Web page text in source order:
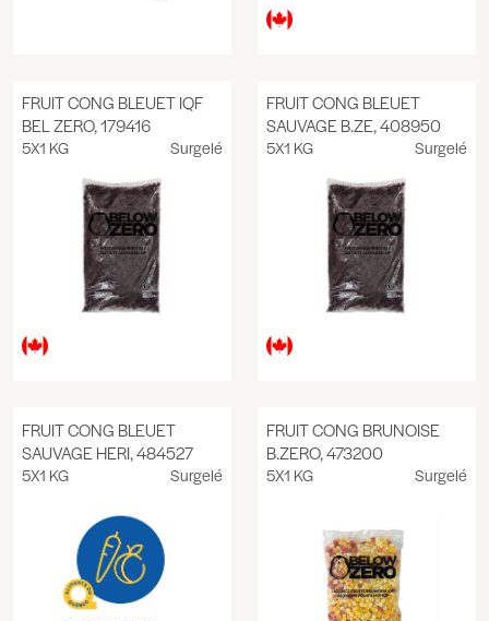
FRUIT CONG BLEUET IQF
BEL ZERO, 179416
5X1 KG Surgelé
FRUIT CONG BLEUET
SAUVAGE B.ZE, 408950
5X1 KG Surgelé
FRUIT CONG BLEUET
SAUVAGE HERI, 484527
5X1 KG Surgelé
FRUIT CONG BRUNOISE
B.ZERO, 473200
5X1 KG Surgelé